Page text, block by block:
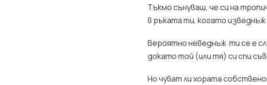
Тъкмо сънуваш, че си на
в ръката ти, когато
Вероятно неведнъж ти се е
докато той (или тя) си спи
Но чуват ли хората